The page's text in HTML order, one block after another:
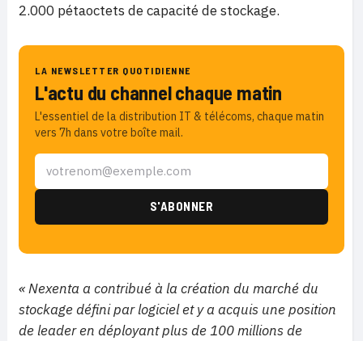
2.000 pétaoctets de capacité de stockage.
LA NEWSLETTER QUOTIDIENNE
L'actu du channel chaque matin
L'essentiel de la distribution IT & télécoms, chaque matin
vers 7h dans votre boîte mail.
« Nexenta a contribué à la création du marché du
stockage défini par logiciel et y a acquis une position
de leader en déployant plus de 100 millions de